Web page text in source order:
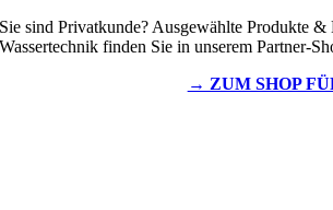
Sie sind Privatkunde? Ausgewählte Produkte
Wassertechnik finden Sie in unserem Partner-
→ ZUM SHOP